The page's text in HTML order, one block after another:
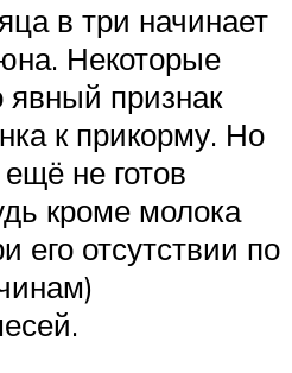
в три начинает
Некоторые
явный признак
к прикорму. Но
не готов
кроме молока
его отсутствии по